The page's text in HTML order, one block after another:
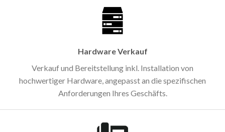
Hardware Verkauf
Verkauf und Bereitstellung inkl. Installation von
hochwertiger Hardware, angepasst an die spezifischen
Anforderungen Ihres Geschäfts.